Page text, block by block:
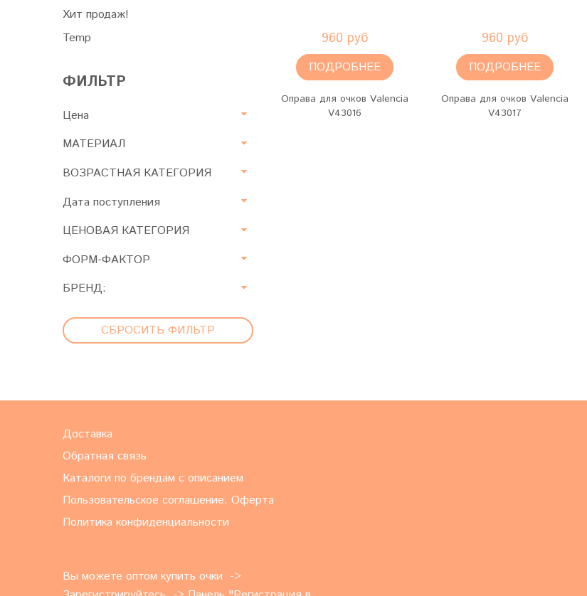
Хит продаж!
Temp
ФИЛЬТР
Цена
МАТЕРИАЛ
ВОЗРАСТНАЯ КАТЕГОРИЯ
Дата поступления
ЦЕНОВАЯ КАТЕГОРИЯ
ФОРМ-ФАКТОР
БРЕНД:
СБРОСИТЬ ФИЛЬТР
960 руб
ПОДРОБНЕЕ
Оправа для очков Valencia
V43016
960 руб
ПОДРОБНЕЕ
Оправа для очков Valencia
V43017
Доставка
Обратная связь
Каталоги по брендам с описанием
Пользовательское соглашение. Оферта
Политика конфиденциальности
Вы можете оптом купить очки ->